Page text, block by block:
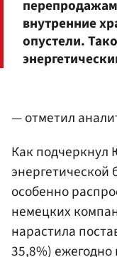
внутренние
опустели.
— отметил
Как
энергетической
особенно
немецких
нарастила
35,8%)